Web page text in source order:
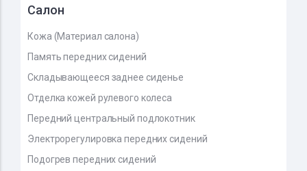
Салон
Кожа (Материал салона)
Память передних сидений
Складывающееся заднее сиденье
Отделка кожей рулевого колеса
Передний центральный подлокотник
Электрорегулировка передних сидений
Подогрев передних сидений